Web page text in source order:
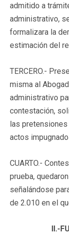
admitido a
administrativo,
formalizara la
estimación del
TERCERO.-
misma al
administrativo
contestación,
las
actos
CUARTO.-
prueba,
señalándose
de 2.010 en el
II.-